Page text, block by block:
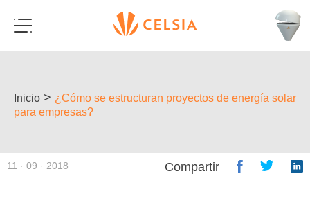
Inicio > ¿Cómo se estructuran proyectos de energía solar
para empresas?
11 · 09 · 2018 Compartir